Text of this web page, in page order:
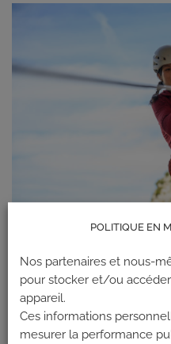
Les commentaires et les
←Précédent
Suivant→
POLITIQUE EN
Nos partenaires et nous-
pour stocker et/ou
appareil.
Ces informations
mesurer la performance